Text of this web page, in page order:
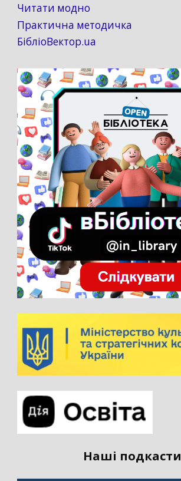
Читати модно
Практична методичка
БібліоВектор.ua
Наші подкасти